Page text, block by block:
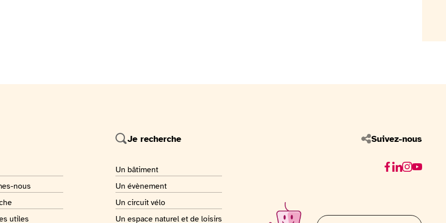
nous
utiles
Je recherche
Je recherche
Un bâtiment
Je recherche
Un évènement
Je recherche
Un circuit vélo
Je recherche
Un espace naturel et de loisirs
Suivez-nous
Facebook
Linkedin
Instagram
Youtube